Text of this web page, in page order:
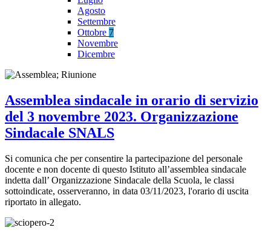
Agosto
Settembre
Ottobre 7
Novembre
Dicembre
Assemblea sindacale in orario di servizio
del 3 novembre 2023. Organizzazione
Sindacale SNALS
Si comunica che per consentire la partecipazione del personale
docente e non docente di questo Istituto all’assemblea sindacale
indetta dall’ Organizzazione Sindacale della Scuola, le classi
sottoindicate, osserveranno, in data 03/11/2023, l'orario di uscita
riportato in allegato.